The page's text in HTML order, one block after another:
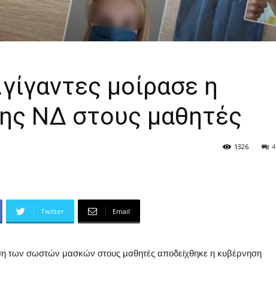
μοίρασε η
ΝΔ στους μαθητές
4
1326
Twitter Email
των σωστών μασκών στους μαθητές αποδείχθηκε η κυβέρνηση